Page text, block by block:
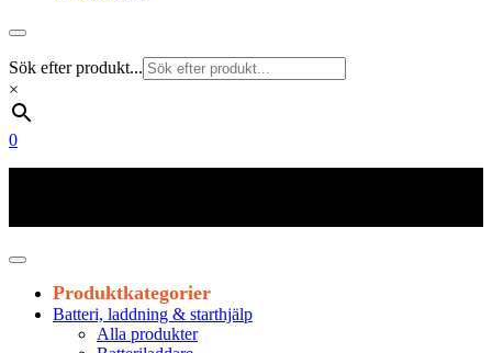
Sök efter produkt...
×
0
Produktkategorier
Batteri, laddning & starthjälp
Alla produkter